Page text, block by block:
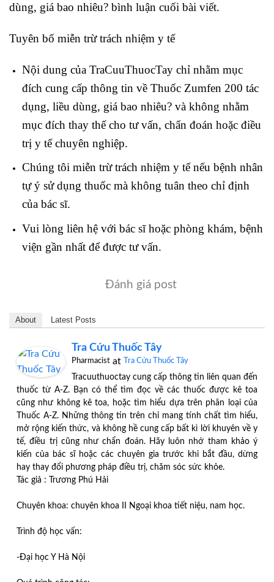
dùng, giá bao nhiêu? bình luận cuối bài viết.
Tuyên bố miễn trừ trách nhiệm y tế
Nội dung của TraCuuThuocTay chỉ nhằm mục
đích cung cấp thông tin về Thuốc Zumfen 200 tác
dụng, liều dùng, giá bao nhiêu? và không nhằm
mục đích thay thế cho tư vấn, chẩn đoán hoặc điều
trị y tế chuyên nghiệp.
Chúng tôi miễn trừ trách nhiệm y tế nếu bệnh nhân
tự ý sử dụng thuốc mà không tuân theo chỉ định
của bác sĩ.
Vui lòng liên hệ với bác sĩ hoặc phòng khám, bệnh
viện gần nhất để được tư vấn.
Đánh giá post
About Latest Posts
Tra Cứu Thuốc Tây
Pharmacist at Tra Cứu Thuốc Tây
Tracuuthuoctay cung cấp thông tin liên quan đến
thuốc từ A-Z. Bạn có thể tìm đọc về các thuốc được kê toa
cũng như không kê toa, hoặc tìm hiểu dựa trên phân loại của
Thuốc A-Z. Những thông tin trên chỉ mang tính chất tìm hiểu,
mở rộng kiến thức, và không hề cung cấp bất kì lời khuyên về y
tế, điều trị cũng như chẩn đoán. Hãy luôn nhớ tham khảo ý
kiến của bác sĩ hoặc các chuyên gia trước khi bắt đầu, dừng
hay thay đổi phương pháp điều trị, chăm sóc sức khỏe.
Tác giả : Trương Phú Hải
Chuyên khoa: chuyên khoa II Ngoại khoa tiết niệu, nam học.
Trình độ học vấn:
-Đại học Y Hà Nội